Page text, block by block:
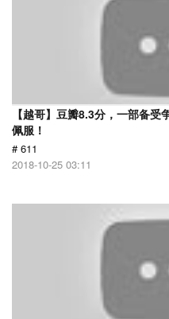
【越哥】豆瓣8.3分，一部备
佩服！
# 611
2018-10-25 03:11